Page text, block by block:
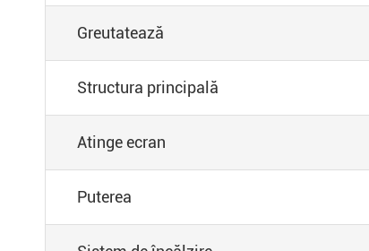
Greutatează
Structura principală
Atinge ecran
Puterea